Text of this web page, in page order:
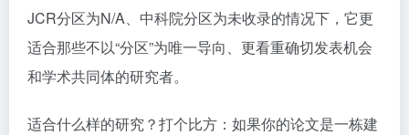
JCR分区为N/A、中科院分区为未收录的情况下，它更
适合那些不以“分区”为唯一导向、更看重确切发表机会
和学术共同体的研究者。
适合什么样的研究？打个比方：如果你的论文是一栋建